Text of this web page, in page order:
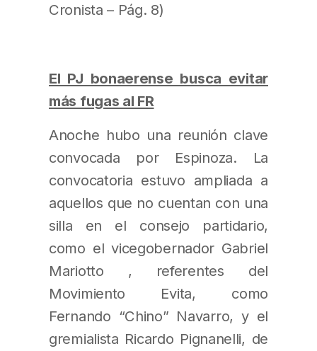
Cronista – Pág. 8)
El PJ bonaerense busca evitar
más fugas al FR
Anoche hubo una reunión clave
convocada por Espinoza. La
convocatoria estuvo ampliada a
aquellos que no cuentan con una
silla en el consejo partidario,
como el vicegobernador Gabriel
Mariotto , referentes del
Movimiento Evita, como
Fernando “Chino” Navarro, y el
gremialista Ricardo Pignanelli, de